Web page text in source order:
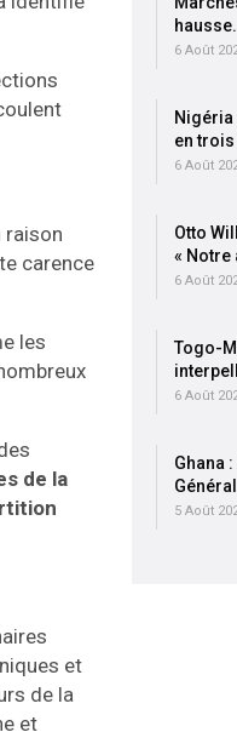
raison
carence
les
de la
et
de la
et
6 Août
Nigéria
en
6 Août
Otto
« Notre
6 Août
Togo-
6 Août
Ghana
5 Août